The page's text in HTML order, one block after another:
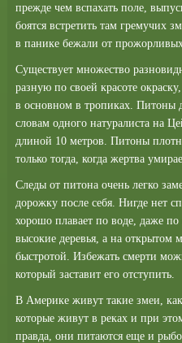
прежде чем вспахать поле,
боятся встретить там гремучих
в панике бежали от
Существует множество
разную по своей красоте
в основном в тропиках. Питоны
словам одного натуралиста на
длиной 10 метров. Питоны
только тогда, когда жертва
Следы от питона очень легко
дорожку после себя. Нигде нет
хорошо плавает по воде, даже
высокие деревья, а на открытом
быстротой. Избежать смерти
который заставит его отступить.
В Америке живут такие змеи,
которые живут в реках и при
правда, они питаются еще и